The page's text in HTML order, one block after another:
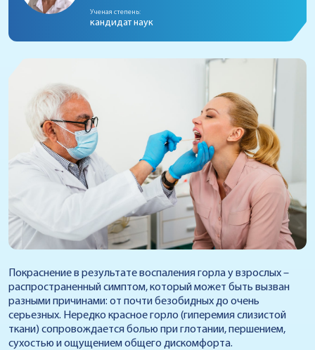
Ученая степень:
кандидат наук
Покраснение в результате воспаления горла у взрослых –
распространенный симптом, который может быть вызван
разными причинами: от почти безобидных до очень
серьезных. Нередко красное горло (гиперемия слизистой
ткани) сопровождается болью при глотании, першением,
сухостью и ощущением общего дискомфорта.